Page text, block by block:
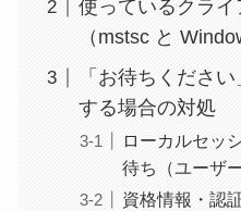
使っているクラ
（mstsc と
「お待ちくださ
する場合の対処
ローカルセッ
待ち（ユーザ
資格情報・認